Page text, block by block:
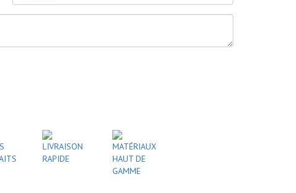
LIVRAISON
RAPIDE
MATÉRIAUX
HAUT DE
GAMME